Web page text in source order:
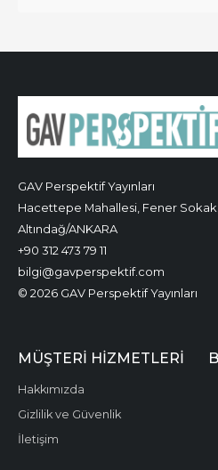
GAV Perspektif Yayınları
Hacettepe Mahallesi, Fener
Altındağ/ANKARA
+90 312 473 79 11
bilgi@gavperspektif.com
© 2026 GAV Perspektif Yayınları
MÜŞTERI HIZMETLERI
Hakkımızda
Gizlilik ve Güvenlik
İletişim